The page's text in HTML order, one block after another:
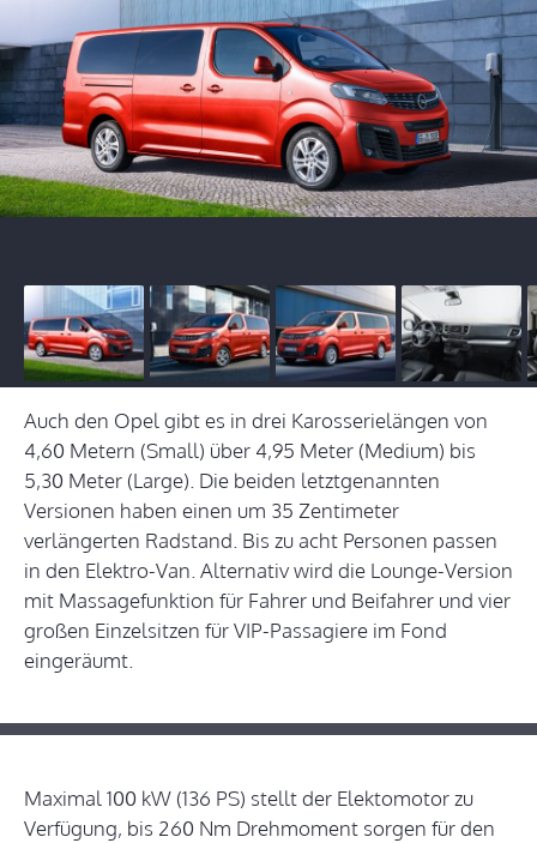
Auch den Opel gibt es in drei Karosserielängen von
4,60 Metern (Small) über 4,95 Meter (Medium) bis
5,30 Meter (Large). Die beiden letztgenannten
Versionen haben einen um 35 Zentimeter
verlängerten Radstand. Bis zu acht Personen passen
in den Elektro-Van. Alternativ wird die Lounge-Version
mit Massagefunktion für Fahrer und Beifahrer und vier
großen Einzelsitzen für VIP-Passagiere im Fond
eingeräumt.
Maximal 100 kW (136 PS) stellt der Elektomotor zu
Verfügung, bis 260 Nm Drehmoment sorgen für den